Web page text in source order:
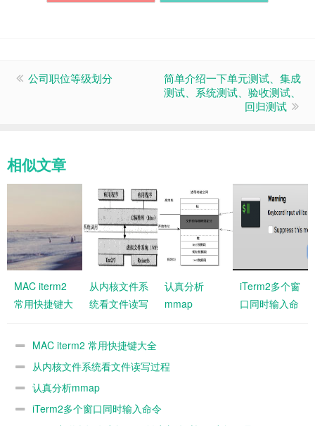
公司职位等级划分
简单介绍一下单元测试、集成
测试、系统测试、验收测试、
回归测试
相似文章
MAC iterm2
常用快捷键大
从内核文件系
统看文件读写
认真分析
mmap
iTerm2多个窗
口同时输入命
MAC iterm2 常用快捷键大全
从内核文件系统看文件读写过程
认真分析mmap
iTerm2多个窗口同时输入命令